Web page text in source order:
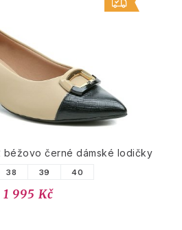
béžovo černé dámské lodičky
38 39 40
1 995 Kč